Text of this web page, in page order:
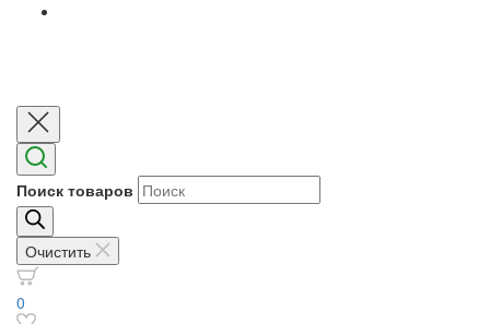
Поиск товаров
Очистить
0